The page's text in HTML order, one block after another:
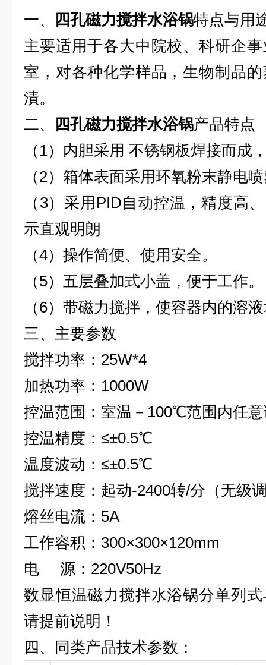
一、 四孔磁力搅拌水浴锅特点与用
主要适用于各大中院校、科研企
室，对各种化学样品，生物制品
漬。
二、
四孔磁力搅拌水浴锅产品特点
（1）内胆采用 不锈钢板焊接而成
（2）箱体表面采用环氧粉末静电
（3）采用PID自动控温，精度高
示直观明朗
（4）操作简便、使用安全。
（5）五层叠加式小盖，便于工作。
（6）带磁力搅拌，使容器内的溶
三、 主要参数
搅拌功率：25W*4
加热功率：1000W
控温范围：室温－100℃范围内任
控温精度：≤±0.5℃
温度波动：≤±0.5℃
搅拌速度：起动-2400转/分（无级
熔丝电流：5A
工作容积：300×300×120mm
电 源：220V50Hz
数显恒温磁力搅拌水浴锅分单列
请提前说明！
四、
同类产品技术参数：